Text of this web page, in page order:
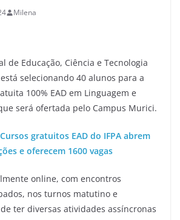
Milena
de Educação, Ciência e Tecnologia
está selecionando 40 alunos para a
100% EAD em Linguagem e
será ofertada pelo Campus Murici.
Cursos gratuitos EAD do IFPA abrem
e oferecem 1600 vagas
online, com encontros
nos turnos matutino e
ter diversas atividades assíncronas